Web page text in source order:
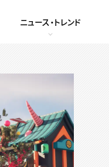
ニュース・トレンド